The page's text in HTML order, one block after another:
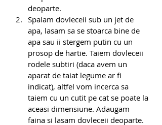
deoparte.
Spalam dovleceii sub un jet de
apa, lasam sa se stoarca bine de
apa sau ii stergem putin cu un
prosop de hartie. Taiem dovleceii
rodele subtiri (daca avem un
aparat de taiat legume ar fi
indicat), altfel vom incerca sa
taiem cu un cutit pe cat se poate la
aceasi dimensiune. Adaugam
faina si lasam dovleceii deoparte.